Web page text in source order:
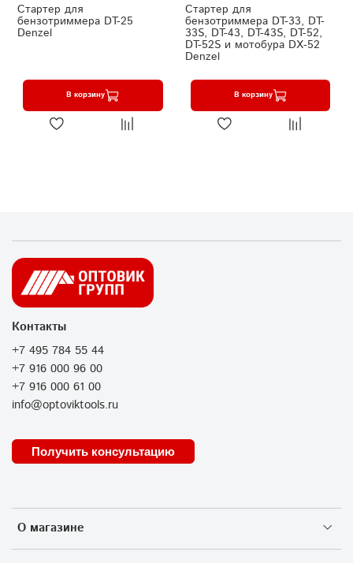
Стартер для
бензотриммера DT-25
Denzel
В корзину
Стартер для
бензотриммера DT-33, DT-
33S, DT-43, DT-43S, DT-52,
DT-52S и мотобура DX-52
Denzel
В корзину
О магазине
Контакты
+7 495 784 55 44
+7 916 000 96 00
+7 916 000 61 00
info@optoviktools.ru
Получить консультацию